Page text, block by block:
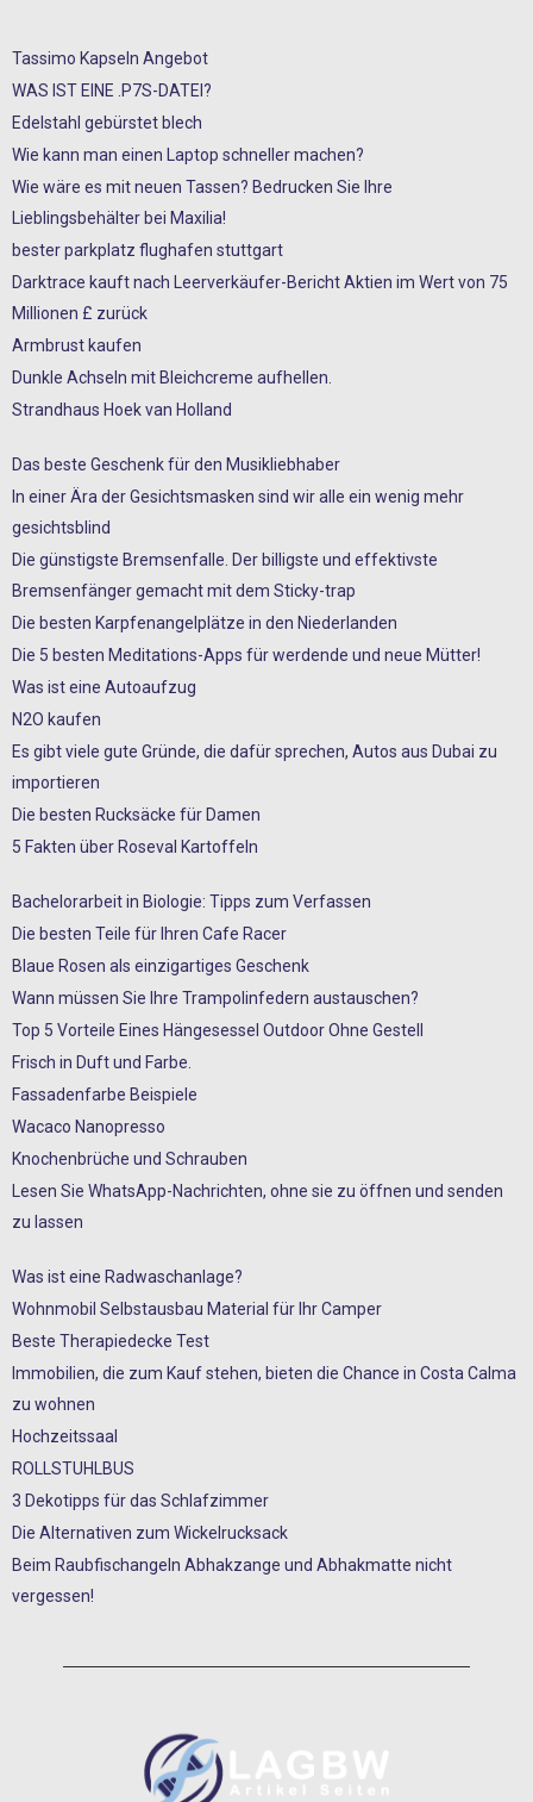
Tassimo Kapseln Angebot
WAS IST EINE .P7S-DATEI?
Edelstahl gebürstet blech
Wie kann man einen Laptop schneller machen?
Wie wäre es mit neuen Tassen? Bedrucken Sie Ihre
Lieblingsbehälter bei Maxilia!
bester parkplatz flughafen stuttgart
Darktrace kauft nach Leerverkäufer-Bericht Aktien im Wert von 75
Millionen £ zurück
Armbrust kaufen
Dunkle Achseln mit Bleichcreme aufhellen.
Strandhaus Hoek van Holland
Das beste Geschenk für den Musikliebhaber
In einer Ära der Gesichtsmasken sind wir alle ein wenig mehr
gesichtsblind
Die günstigste Bremsenfalle. Der billigste und effektivste
Bremsenfänger gemacht mit dem Sticky-trap
Die besten Karpfenangelplätze in den Niederlanden
Die 5 besten Meditations-Apps für werdende und neue Mütter!
Was ist eine Autoaufzug
N2O kaufen
Es gibt viele gute Gründe, die dafür sprechen, Autos aus Dubai zu
importieren
Die besten Rucksäcke für Damen
5 Fakten über Roseval Kartoffeln
Bachelorarbeit in Biologie: Tipps zum Verfassen
Die besten Teile für Ihren Cafe Racer
Blaue Rosen als einzigartiges Geschenk
Wann müssen Sie Ihre Trampolinfedern austauschen?
Top 5 Vorteile Eines Hängesessel Outdoor Ohne Gestell
Frisch in Duft und Farbe.
Fassadenfarbe Beispiele
Wacaco Nanopresso
Knochenbrüche und Schrauben
Lesen Sie WhatsApp-Nachrichten, ohne sie zu öffnen und senden
zu lassen
Was ist eine Radwaschanlage?
Wohnmobil Selbstausbau Material für Ihr Camper
Beste Therapiedecke Test
Immobilien, die zum Kauf stehen, bieten die Chance in Costa Calma
zu wohnen
Hochzeitssaal
ROLLSTUHLBUS
3 Dekotipps für das Schlafzimmer
Die Alternativen zum Wickelrucksack
Beim Raubfischangeln Abhakzange und Abhakmatte nicht
vergessen!